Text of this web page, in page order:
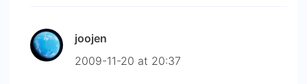
joojen
2009-11-20 at 20:37